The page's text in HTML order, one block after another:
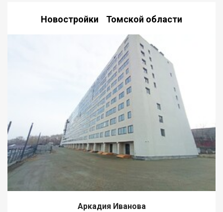
Новостройки Томской области
Аркадия Иванова